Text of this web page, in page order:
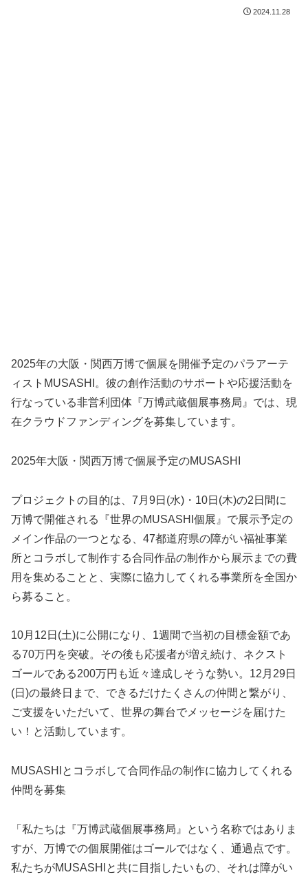
2024.11.28
2025年の大阪・関西万博で個展を開催予定のパラアーテ
ィストMUSASHI。彼の創作活動のサポートや応援活動を
行なっている非営利団体『万博武蔵個展事務局』では、現
在クラウドファンディングを募集しています。
2025年大阪・関西万博で個展予定のMUSASHI
プロジェクトの目的は、7月9日(水)・10日(木)の2日間に
万博で開催される『世界のMUSASHI個展』で展示予定の
メイン作品の一つとなる、47都道府県の障がい福祉事業
所とコラボして制作する合同作品の制作から展示までの費
用を集めることと、実際に協力してくれる事業所を全国か
ら募ること。
10月12日(土)に公開になり、1週間で当初の目標金額であ
る70万円を突破。その後も応援者が増え続け、ネクスト
ゴールである200万円も近々達成しそうな勢い。12月29日
(日)の最終日まで、できるだけたくさんの仲間と繋がり、
ご支援をいただいて、世界の舞台でメッセージを届けた
い！と活動しています。
MUSASHIとコラボして合同作品の制作に協力してくれる
仲間を募集
「私たちは『万博武蔵個展事務局』という名称ではありま
すが、万博での個展開催はゴールではなく、通過点です。
私たちがMUSASHIと共に目指したいもの、それは障がい